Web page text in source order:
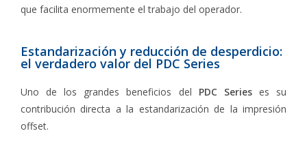
que facilita enormemente el trabajo del operador.
Estandarización y reducción de desperdicio:
el verdadero valor del PDC Series
Uno de los grandes beneficios del PDC Serieses su
contribución directa a la estandarización de la impresión
offset.